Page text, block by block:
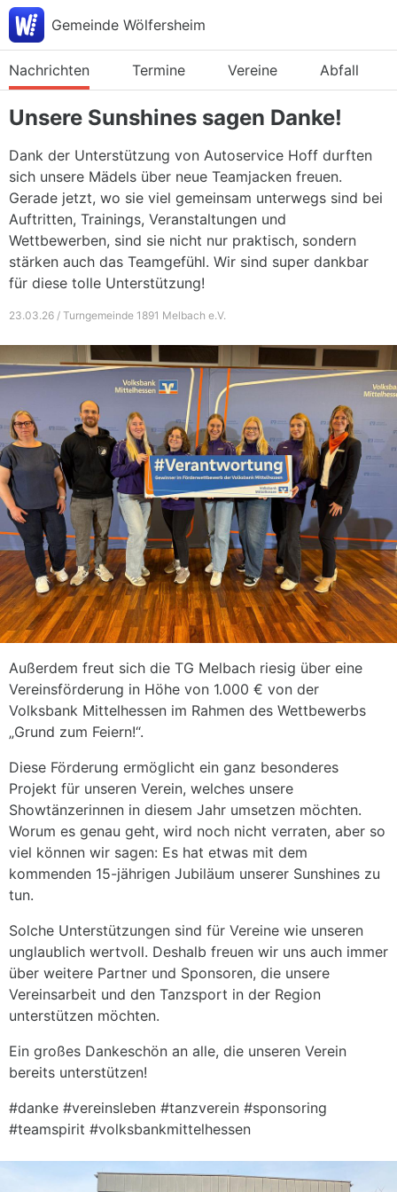
Gemeinde Wölfersheim
Nachrichten Termine Vereine Abfall
Unsere Sunshines sagen Danke!
Dank der Unterstützung von Autoservice Hoff durften
sich unsere Mädels über neue Teamjacken freuen.
Gerade jetzt, wo sie viel gemeinsam unterwegs sind bei
Auftritten, Trainings, Veranstaltungen und
Wettbewerben, sind sie nicht nur praktisch, sondern
stärken auch das Teamgefühl. Wir sind super dankbar
für diese tolle Unterstützung!
23.03.26 / Turngemeinde 1891 Melbach e.V.
Außerdem freut sich die TG Melbach riesig über eine
Vereinsförderung in Höhe von 1.000 € von der
Volksbank Mittelhessen im Rahmen des Wettbewerbs
„Grund zum Feiern!“.
Diese Förderung ermöglicht ein ganz besonderes
Projekt für unseren Verein, welches unsere
Showtänzerinnen in diesem Jahr umsetzen möchten.
Worum es genau geht, wird noch nicht verraten, aber so
viel können wir sagen: Es hat etwas mit dem
kommenden 15-jährigen Jubiläum unserer Sunshines zu
tun.
Solche Unterstützungen sind für Vereine wie unseren
unglaublich wertvoll. Deshalb freuen wir uns auch immer
über weitere Partner und Sponsoren, die unsere
Vereinsarbeit und den Tanzsport in der Region
unterstützen möchten.
Ein großes Dankeschön an alle, die unseren Verein
bereits unterstützen!
#danke #vereinsleben #tanzverein #sponsoring
#teamspirit #volksbankmittelhessen